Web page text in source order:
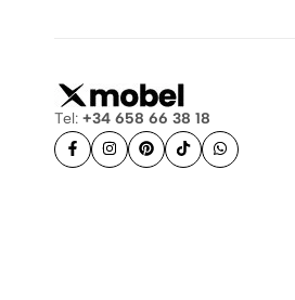
Tel: +34 658 66 38 18